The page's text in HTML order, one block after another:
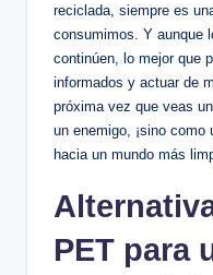
reciclada, siempre⁢ es
consumimos. ⁢Y‍ aunque
continúen, lo mejor que
informados y actuar‌ de
próxima vez que veas
⁤un enemigo, ‍¡sino
hacia un mundo más
PET para